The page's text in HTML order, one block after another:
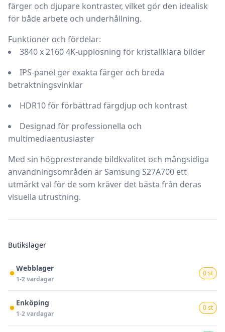
färger och djupare kontraster, vilket gör den idealisk
för både arbete och underhållning.
Funktioner och fördelar:
3840 x 2160 4K-upplösning för kristallklara bilder
IPS-panel ger exakta färger och breda
betraktningsvinklar
HDR10 för förbättrad färgdjup och kontrast
Designad för professionella och
multimediaentusiaster
Med sin högpresterande bildkvalitet och mångsidiga
användningsområden är Samsung S27A700 ett
utmärkt val för de som kräver det bästa från deras
visuella utrustning.
Butikslager
Webblager
1-2 vardagar
0 st
Enköping
1-2 vardagar
0 st